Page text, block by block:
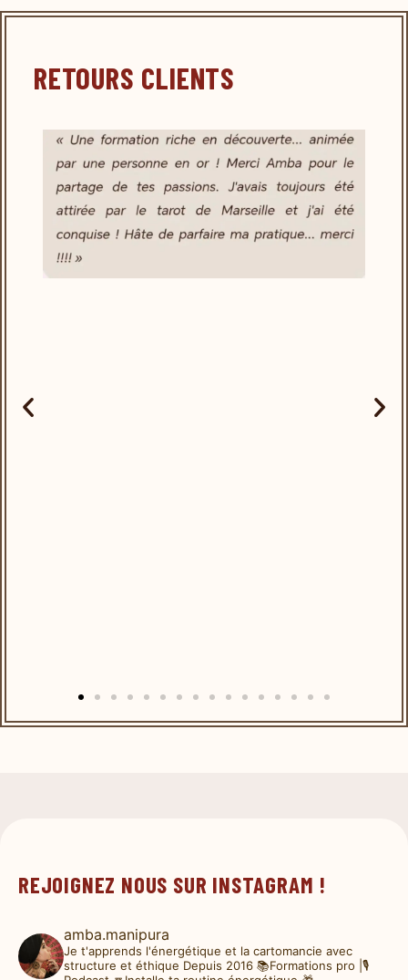
RETOURS CLIENTS
REJOIGNEZ NOUS SUR INSTAGRAM !
amba.manipura
Je t'apprends l'énergétique et la cartomancie avec
structure et éthique Depuis 2016 📚Formations pro |🎙️